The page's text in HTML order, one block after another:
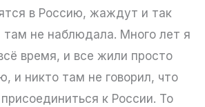
в Россию, жаждут и так
там не наблюдала. Много лет я
время, и все жили просто
и никто там не говорил, что
к России. То